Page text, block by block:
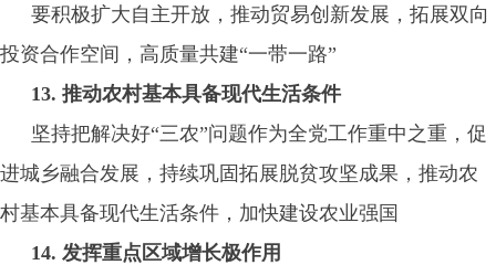
要积极扩大自主开放，推动贸易创新发展，拓展双向
投资合作空间，高质量共建“一带一路”
13. 推动农村基本具备现代生活条件
坚持把解决好“三农”问题作为全党工作重中之重，促
进城乡融合发展，持续巩固拓展脱贫攻坚成果，推动农
村基本具备现代生活条件，加快建设农业强国
14. 发挥重点区域增长极作用